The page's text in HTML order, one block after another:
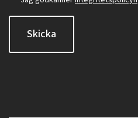
Skicka